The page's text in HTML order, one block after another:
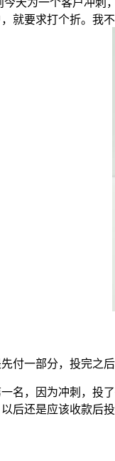
就要求打个折。我
付一部分，投完之
名，因为冲刺，投
后还是应该收款后投